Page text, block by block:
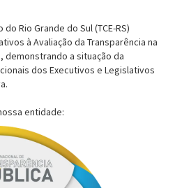
Rio Grande do Sul (TCE-RS)
à Avaliação da Transparência na
demonstrando a situação da
dos Executivos e Legislativos
entidade: